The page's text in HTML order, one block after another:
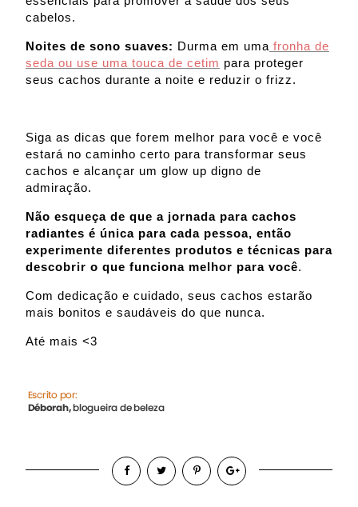
cabelos.
Noites de sono suaves: Durma em uma fronha de
seda ou use uma touca de cetim para proteger
seus cachos durante a noite e reduzir o frizz.
Siga as dicas que forem melhor para você e você
estará no caminho certo para transformar seus
cachos e alcançar um glow up digno de
admiração.
Não esqueça de que a jornada para cachos
radiantes é única para cada pessoa, então
experimente diferentes produtos e técnicas para
descobrir o que funciona melhor para você.
Com dedicação e cuidado, seus cachos estarão
mais bonitos e saudáveis do que nunca.
Até mais <3